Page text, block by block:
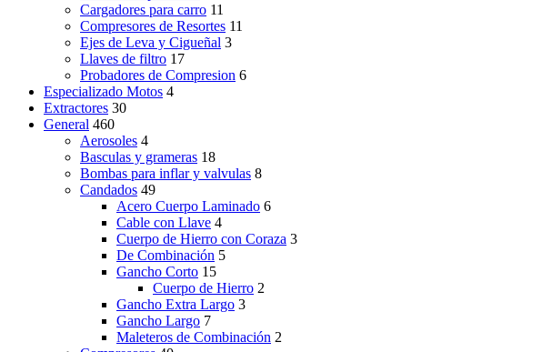
Cargadores para carro 11
Compresores de Resortes 11
Ejes de Leva y Cigueñal 3
Llaves de filtro 17
Probadores de Compresion 6
Especializado Motos 4
Extractores 30
General 460
Aerosoles 4
Basculas y grameras 18
Bombas para inflar y valvulas 8
Candados 49
Acero Cuerpo Laminado 6
Cable con Llave 4
Cuerpo de Hierro con Coraza 3
De Combinación 5
Gancho Corto 15
Cuerpo de Hierro 2
Gancho Extra Largo 3
Gancho Largo 7
Maleteros de Combinación 2